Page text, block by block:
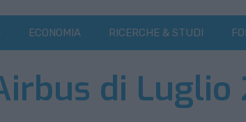
ECONOMIA RICERCHE & STUDI
di Luglio